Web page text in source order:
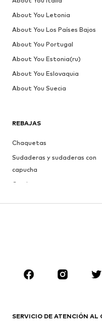
REBAJAS
Chaquetas
Sudaderas y sudaderas con
capucha
Camisetas
ROPA
Camisetas
SERVICIO DE ATENCIÓN AL
About You Letonia
About You Los Países Bajos
About You Portugal
About You Estonia(ru)
About You Eslovaquia
About You Suecia